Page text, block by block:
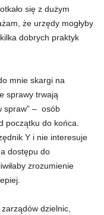
się z dużym
że urzędy mogłyby
dobrych praktyk
mnie skargi na
sprawy trwają
spraw” – osób
początku do końca.
Y i nie interesuje
dostępu do
zrozumienie
dzielnic,